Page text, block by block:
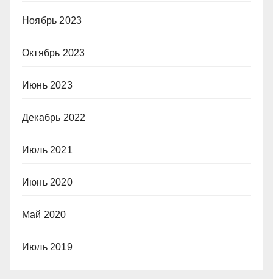
Ноябрь 2023
Октябрь 2023
Июнь 2023
Декабрь 2022
Июль 2021
Июнь 2020
Май 2020
Июль 2019